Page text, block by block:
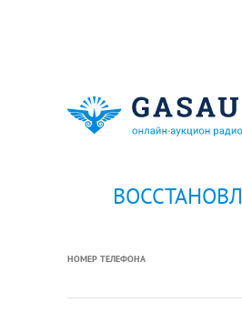
НОМЕР ТЕЛЕФОНА